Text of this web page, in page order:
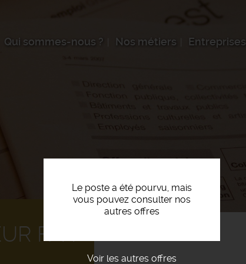
Qui sommes-nous ? Nos métiers Entreprises
Le poste a été pourvu, mais
vous pouvez consulter nos
autres offres
Voir les autres offres
F/H